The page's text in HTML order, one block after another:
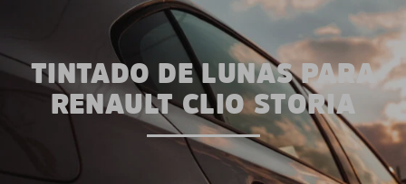
TINTADO DE LUNAS PARA
RENAULT CLIO STORIA